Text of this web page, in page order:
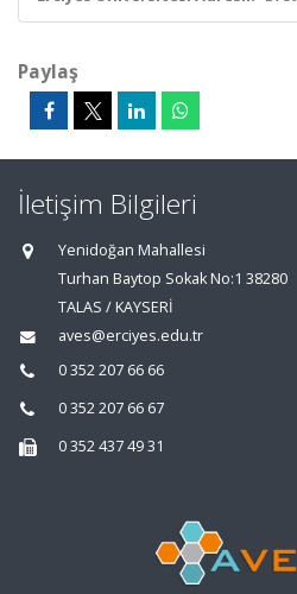
Paylaş
İletişim Bilgileri
Yenidoğan Mahallesi
Turhan Baytop Sokak No:1 38280
TALAS / KAYSERİ
aves@erciyes.edu.tr
0 352 207 66 66
0 352 207 66 67
0 352 437 49 31